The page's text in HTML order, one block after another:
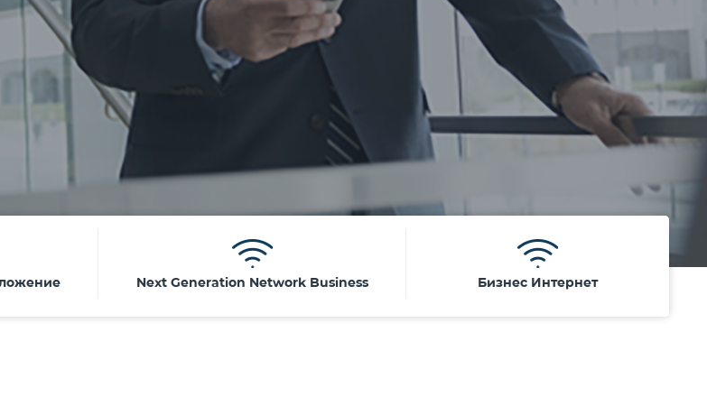
Next Generation Network Business Бизнес Интернет